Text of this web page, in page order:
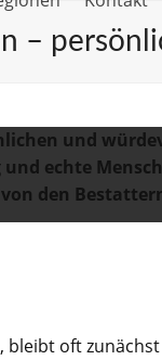
–
und
echte
den
bleibt oft